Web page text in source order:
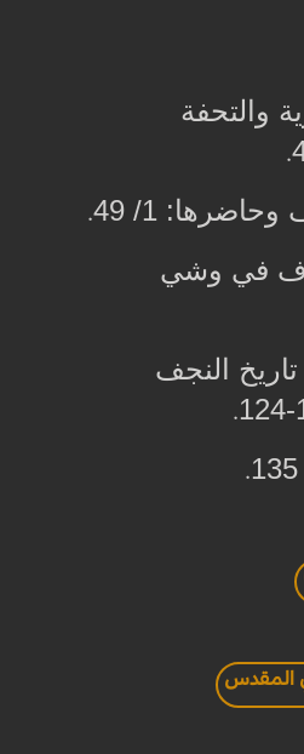
والتحفة
.
1/ 49
.
في وشي
النجف
.
.
المقدس